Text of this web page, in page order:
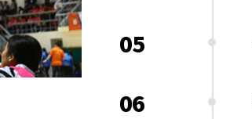
05
06